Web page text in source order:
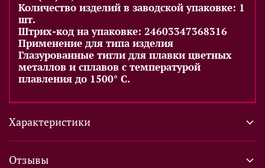
Количество изделий в заводской упаковке: 1
шт.
Штрих-код на упаковке: 24603347368316
Применение для типа изделия
Глазурованные тигли для плавки цветных
металлов и сплавов с температурой
плавления до 1500° С.
Характеристики
Отзывы